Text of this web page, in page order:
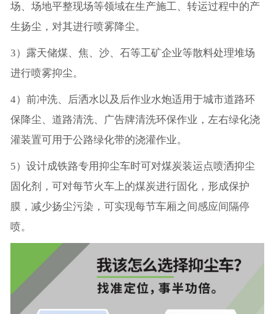
场、场地平整现场等领域在生产施工、转运过程中的产
生扬尘，对其进行喷雾降尘。
3）露天储煤、焦、沙、石等工矿企业等散料处理堆场
进行喷雾抑尘。
4）前冲洗、后洒水以及后作业水炮适用于城市道路环
保降尘、道路清洗、广告牌清洗环保作业，左右绿化浇
灌装置可用于公路绿化带的浇灌作业。
5）设计成铁路专用抑尘车时可对煤炭装运点喷洒抑尘
固化剂，可对每节火车上的煤炭进行固化，形成保护
膜，减少扬尘污染，可实现每节车厢之间感应间隔停
喷。